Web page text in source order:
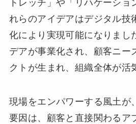
トレッチ」や「リハケーショ
れらのアイデアはデジタル技
化により実現可能になりまし
デアが事業化され、顧客ニー
クトが生まれ、組織全体が活
現場をエンパワーする風土が
要因は、顧客と直接関わるア